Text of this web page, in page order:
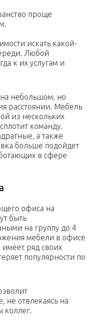
проще
искать какой-
Любой
к их услугам и
небольшом, но
расстоянии. Мебель
из нескольких
команду.
а также
больше подойдет
в сфере
офиса на
быть
на группу до 4
мебели в офисе
ряд своих
популярности по
не отвлекаясь на
коллег.